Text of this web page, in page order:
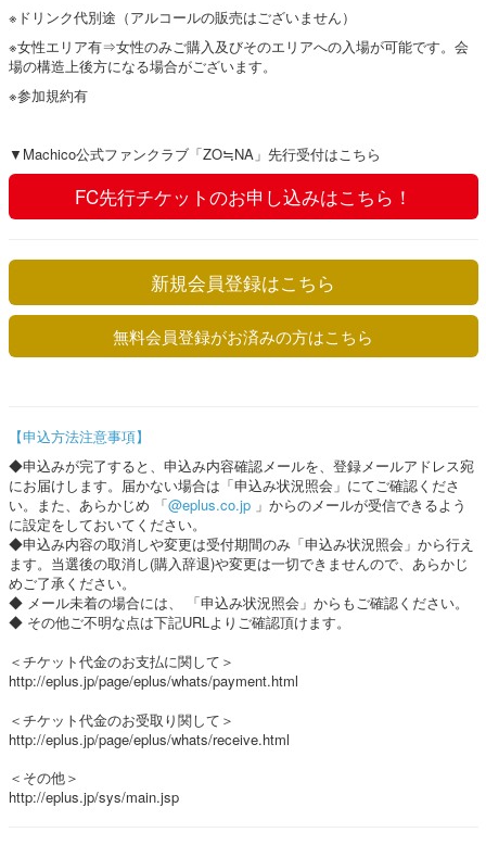
※ドリンク代別途（アルコールの販売はございません）
※女性エリア有⇒女性のみご購入及びそのエリアへの入場が可能です。会
場の構造上後方になる場合がございます。
※参加規約有
▼ Machico公式ファンクラブ「ZO≒NA」先行受付はこちら
FC先行チケットのお申し込みはこちら！
新規会員登録はこちら
無料会員登録がお済みの方はこちら
【申込方法注意事項】
◆申込みが完了すると、申込み内容確認メールを、登録メールアドレス宛
にお届けします。届かない場合は「申込み状況照会」にてご確認くださ
い。また、あらかじめ 「@eplus.co.jp」からのメールが受信できるよう
に設定をしておいてください。
◆申込み内容の取消しや変更は受付期間のみ「申込み状況照会 」から行え
ます。当選後の取消し(購入辞退)や変更は一切できませんので、あらかじ
めご了承ください。
◆ メール未着の場合には、 「申込み状況照会 」からもご確認ください。
◆ その他ご不明な点は下記URLよりご確認頂けます。
＜チケット代金のお支払に関して＞
http://eplus.jp/page/eplus/whats/payment.html
＜チケット代金のお受取り関して＞
http://eplus.jp/page/eplus/whats/receive.html
＜その他＞
http://eplus.jp/sys/main.jsp